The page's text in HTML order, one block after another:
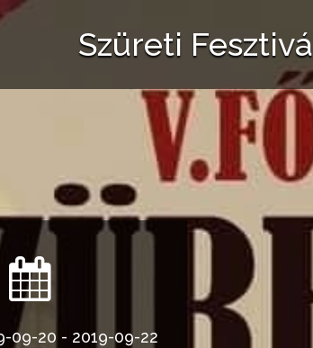
Szüreti
09-20 - 2019-09-22